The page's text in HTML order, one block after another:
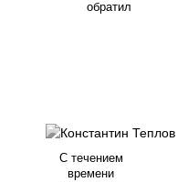
обратил
С течением
времени